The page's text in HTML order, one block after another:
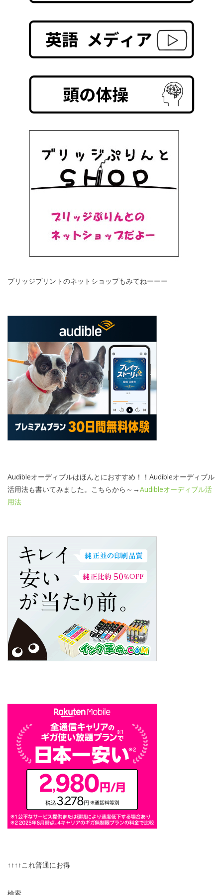
ブリッジプリントのネットショップもみてねーーー
Audibleオーディブルはほんとにおすすめ！！Audibleオーディブル
活用法も書いてみました。こちらから～→Audibleオーディブル活
用法
↑↑↑↑これ普通にお得